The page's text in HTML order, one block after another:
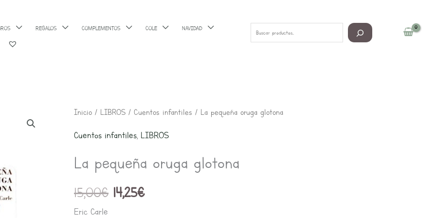
REGALOS COMPLEMENTOS COLE NAVIDAD
Inicio / LIBROS / Cuentos infantiles / La pequeña oruga glotona
Cuentos infantiles, LIBROS
La pequeña oruga glotona
15,00€
El
precio
original
era:
15,00€.
14,25€
El
precio
actual
es:
14,25€.
Eric Carle